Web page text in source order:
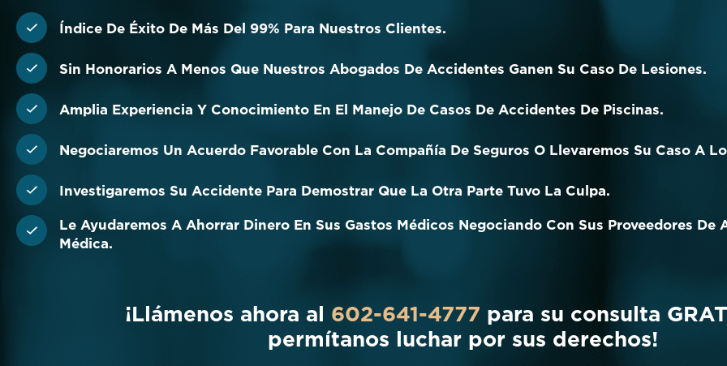
Índice De Éxito De Más Del 99% Para Nuestros Clientes.
Sin Honorarios A Menos Que Nuestros Abogados De Accidentes Ganen Su Caso De Lesiones.
Amplia Experiencia Y Conocimiento En El Manejo De Casos De Accidentes De Piscinas.
Negociaremos Un Acuerdo Favorable Con La Compañía De Seguros O Llevaremos Su Caso A
Investigaremos Su Accidente Para Demostrar Que La Otra Parte Tuvo La Culpa.
Le Ayudaremos A Ahorrar Dinero En Sus Gastos Médicos Negociando Con Sus Proveedores De
Médica.
¡Llámenos ahora al 602-641-4777 para su consulta
permítanos luchar por sus derechos!